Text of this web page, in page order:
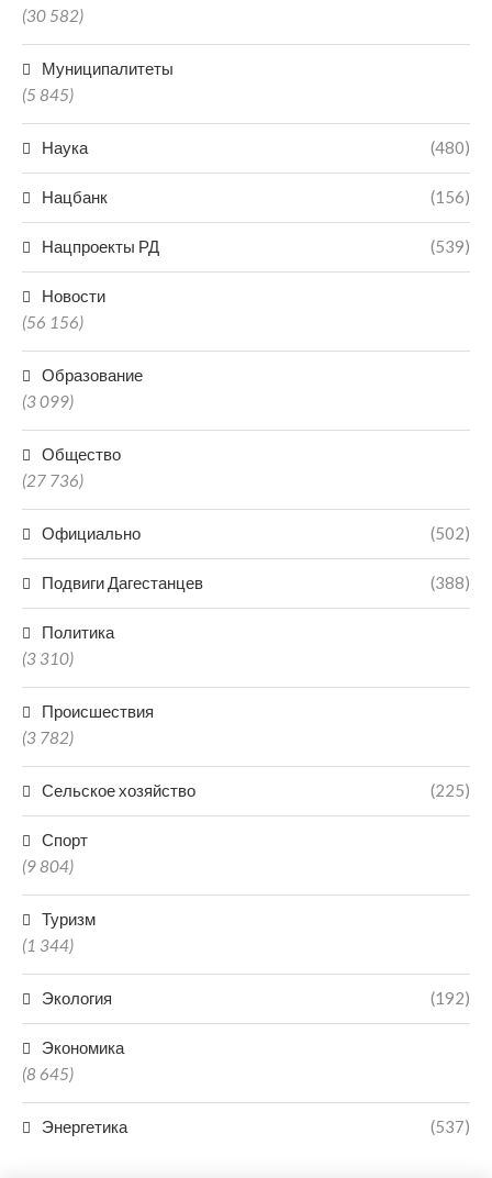
(30 582)
Муниципалитеты
(5 845)
Наука (480)
Нацбанк (156)
Нацпроекты РД (539)
Новости
(56 156)
Образование
(3 099)
Общество
(27 736)
Официально (502)
Подвиги Дагестанцев (388)
Политика
(3 310)
Происшествия
(3 782)
Сельское хозяйство (225)
Спорт
(9 804)
Туризм
(1 344)
Экология (192)
Экономика
(8 645)
Энергетика (537)